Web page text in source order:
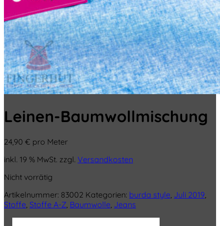
Leinen-Baumwollmischung
24,90 € pro Meter
inkl. 19 % MwSt. zzgl. Versandkosten
Nicht vorrätig
Artikelnummer: 83002 Kategorien: burda style Juli 2019
Stoffe Stoffe A-Z Baumwolle Jeans